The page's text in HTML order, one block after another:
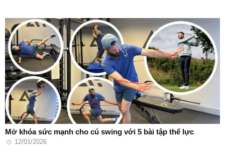
Mở khóa sức mạnh cho cú swing với 5 bài tập thể lực
12/01/2026